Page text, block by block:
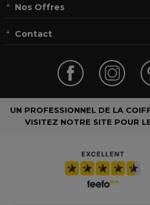
Nos Offres
Contact
UN PROFESSIONNEL DE LA
VISITEZ NOTRE SITE POUR